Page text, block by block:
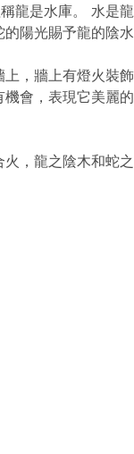
龍是水庫。 水是
陽光賜予龍的陰水
，牆上有燈火裝
會，表現它美麗
，龍之陰木和蛇